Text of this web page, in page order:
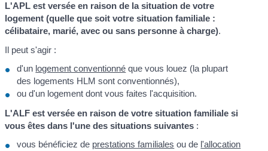
L'APL est versée en raison de la situation de votre
logement (quelle que soit votre situation familiale :
célibataire, marié, avec ou sans personne à charge).
Il peut s'agir :
d'un logement conventionné que vous louez (la plupart
des logements HLM sont conventionnés),
ou d'un logement dont vous faites l'acquisition.
L'ALF est versée en raison de votre situation familiale si
vous êtes dans l'une des situations suivantes :
vous bénéficiez de prestations familiales ou de l'allocation